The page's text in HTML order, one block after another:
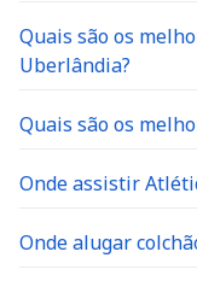
Quais são os
Uberlândia?
Quais são os
Onde assistir
Onde alugar